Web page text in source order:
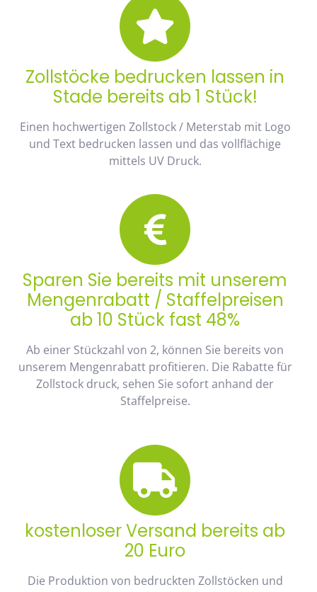
Zollstöcke bedrucken lassen in
Stade bereits ab 1 Stück!
Einen hochwertigen Zollstock / Meterstab mit Logo
und Text bedrucken lassen und das vollflächige
mittels UV Druck.
Sparen Sie bereits mit unserem
Mengenrabatt / Staffelpreisen
ab 10 Stück fast 48%
Ab einer Stückzahl von 2, können Sie bereits von
unserem Mengenrabatt profitieren. Die Rabatte für
Zollstock druck, sehen Sie sofort anhand der
Staffelpreise.
kostenloser Versand bereits ab
20 Euro
Die Produktion von bedruckten Zollstöcken und